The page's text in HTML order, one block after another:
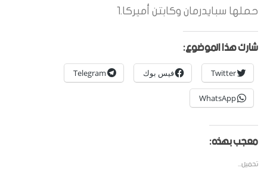
حملها سبايدرمان وكابتن أميركا.1
شارك هذا الموضوع:
Twitter فيس بوك Telegram
WhatsApp
معجب بهذه:
تحميل...